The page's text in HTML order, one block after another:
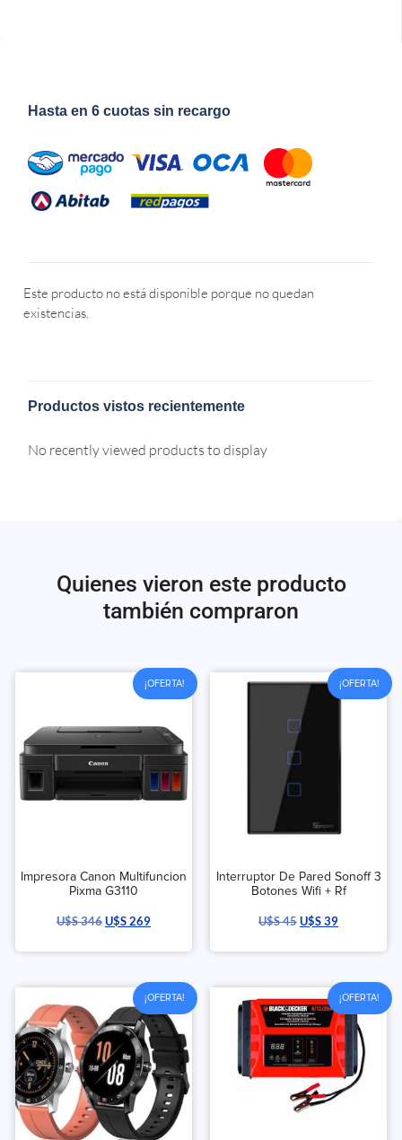
Hasta en 6 cuotas sin recargo
Este producto no está disponible porque no quedan
existencias.
Productos vistos recientemente
No recently viewed products to display
Quienes vieron este producto
también compraron
¡OFERTA!
Impresora Canon Multifuncion
Pixma G3110
U$S346U$S269
¡OFERTA!
Interruptor De Pared Sonoff 3
Botones Wifi + Rf
U$S45U$S39
¡OFERTA! ¡OFERTA!